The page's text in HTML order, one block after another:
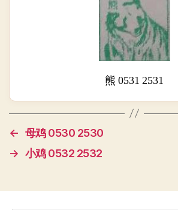
熊 0531 2531
← 母鸡 0530 2530
→ 小鸡 0532 2532